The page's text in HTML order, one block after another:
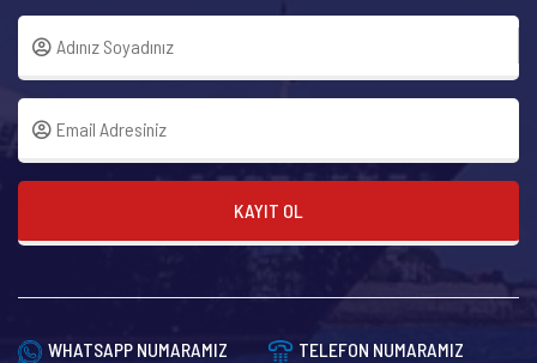
KAYIT OL
WHATSAPP NUMARAMIZ TELEFON NUMARAMIZ